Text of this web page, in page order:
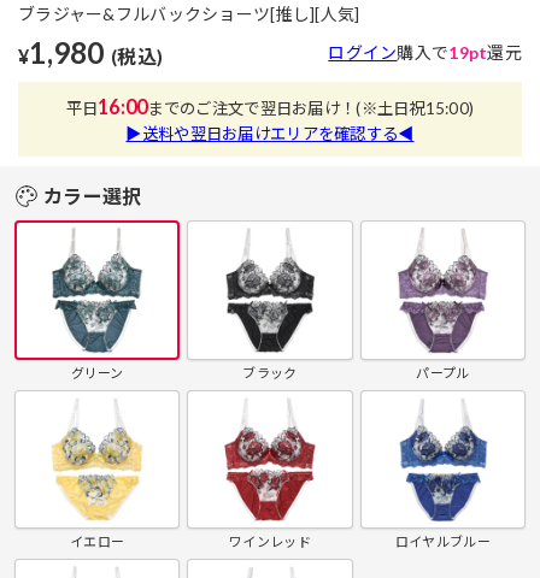
ブラジャー&フルバックショーツ[推し][人気]
¥1,980 (税込) ログイン購入で19pt還元
平日16:00までのご注文で翌日お届け！(※土日祝15:00)
▶送料や翌日お届けエリアを確認する◀
カラー選択
グリーン ブラック パープル
イエロー ワインレッド ロイヤルブルー